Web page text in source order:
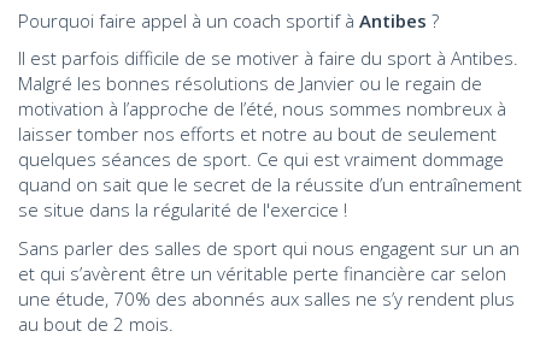
Pourquoi faire appel à un coach sportif à Antibes ?
Il est parfois difficile de se motiver à faire du sport à Antibes.
Malgré les bonnes résolutions de Janvier ou le regain de
motivation à l’approche de l’été, nous sommes nombreux à
laisser tomber nos efforts et notre au bout de seulement
quelques séances de sport. Ce qui est vraiment dommage
quand on sait que le secret de la réussite d’un entraînement
se situe dans la régularité de l'exercice !
Sans parler des salles de sport qui nous engagent sur un an
et qui s’avèrent être un véritable perte financière car selon
une étude, 70% des abonnés aux salles ne s’y rendent plus
au bout de 2 mois.